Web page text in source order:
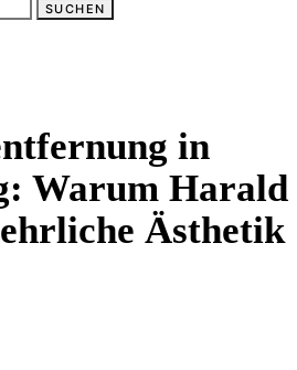
SUCHEN
in
Warum Harald
Ästhetik